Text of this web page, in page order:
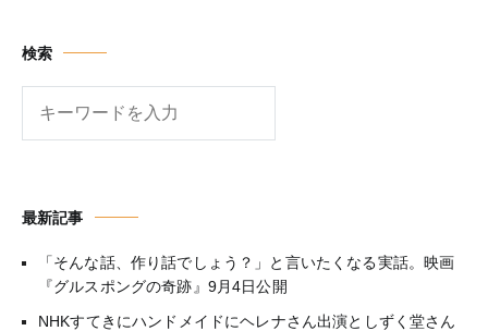
検索
最新記事
「そんな話、作り話でしょう？」と言いたくなる実話。映画
『グルスポングの奇跡』9月4日公開
NHKすてきにハンドメイドにヘレナさん出演としずく堂さん